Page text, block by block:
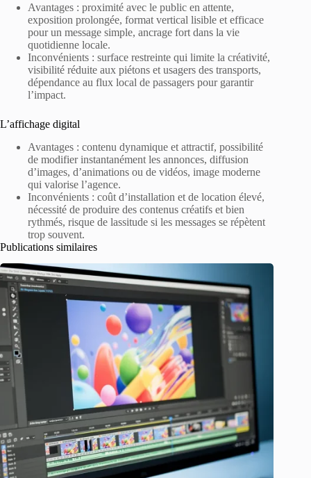
Avantages : proximité avec le public en attente,
exposition prolongée, format vertical lisible et efficace
pour un message simple, ancrage fort dans la vie
quotidienne locale.
Inconvénients : surface restreinte qui limite la créativité,
visibilité réduite aux piétons et usagers des transports,
dépendance au flux local de passagers pour garantir
l’impact.
L’affichage digital
Avantages : contenu dynamique et attractif, possibilité
de modifier instantanément les annonces, diffusion
d’images, d’animations ou de vidéos, image moderne
qui valorise l’agence.
Inconvénients : coût d’installation et de location élevé,
nécessité de produire des contenus créatifs et bien
rythmés, risque de lassitude si les messages se répètent
trop souvent.
Publications similaires